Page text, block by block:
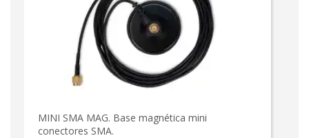
MINI SMA MAG. Base magnética mini
conectores SMA.